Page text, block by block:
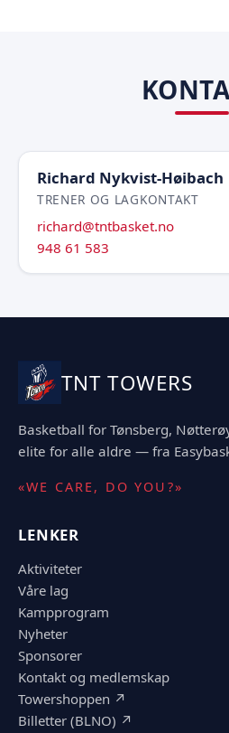
Richard Nykvist-Høibach
TRENER OG LAGKONTAKT
richard@tntbasket.no
948 61 583
TNT TOWERS
Basketball for Tønsberg,
elite for alle aldre — fra
«WE CARE, DO YOU?»
LENKER
Aktiviteter
Våre lag
Kampprogram
Nyheter
Sponsorer
Kontakt og medlemskap
Towershoppen ↗
Billetter (BLNO) ↗